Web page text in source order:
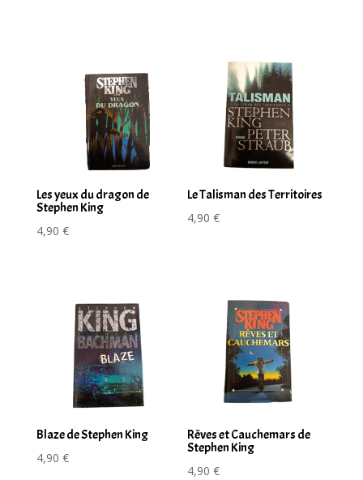
Les yeux du dragon de
Stephen King
4,90 €
Le Talisman des Territoires
4,90€
Blaze de Stephen King
4,90 €
Rêves et Cauchemars de
Stephen King
4,90€